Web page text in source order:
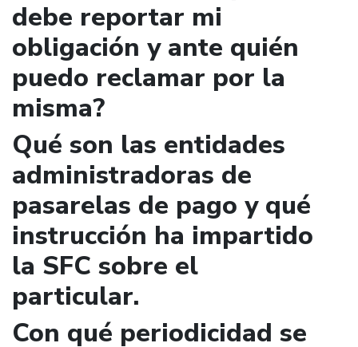
debe reportar mi
obligación y ante quién
puedo reclamar por la
misma?
Qué son las entidades
administradoras de
pasarelas de pago y qué
instrucción ha impartido
la SFC sobre el
particular.
Con qué periodicidad se